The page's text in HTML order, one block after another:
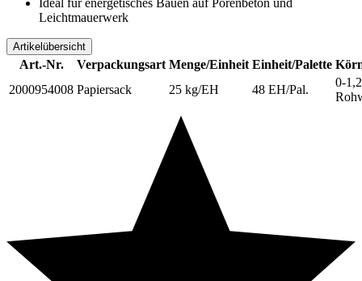
Leichtmauerwerk
Artikelübersicht
Art.-Nr. Verpackungsart Menge/Einheit Einheit/Palette
2000954008 Papiersack 25 kg/EH 48 EH/Pal.
0-